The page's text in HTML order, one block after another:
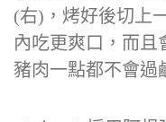
(右)，烤好後切上
內吃更爽口，而且
豬肉一點都不會過